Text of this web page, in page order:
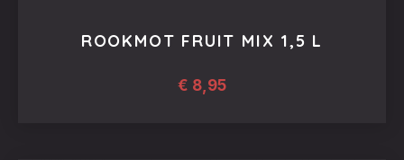
ROOKMOT FRUIT MIX 1,5 L
€ 8,95